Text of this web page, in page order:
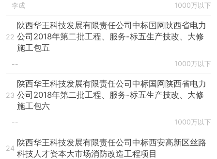
李成 1000万以下
22
陕西华王科技发展有限责任公司中标国网陕西省电力
公司2018年第二批工程、服务-标五生产技改、大修
施工包五
-- 1000万以下
23
陕西华王科技发展有限责任公司中标国网陕西省电力
公司2018年第二批工程、服务-标五生产技改、大修
施工包六
-- 1000万以下
24
陕西华王科技发展有限责任公司中标西安高新区丝路
科技人才资本大市场消防改造工程项目